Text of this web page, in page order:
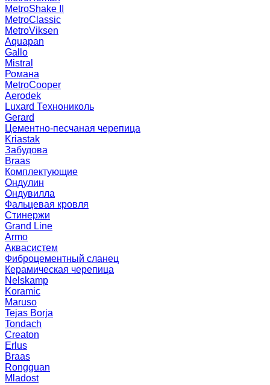
MetroShake II
MetroClassic
MetroViksen
Aquapan
Gallo
Mistral
Романа
MetroCooper
Aerodek
Luxard Технониколь
Gerard
Цементно-песчаная черепица
Kriastak
Забудова
Braas
Комплектующие
Ондулин
Ондувилла
Фальцевая кровля
Стинержи
Grand Line
Armo
Аквасистем
Фиброцементный сланец
Керамическая черепица
Nelskamp
Koramic
Maruso
Tejas Borja
Tondach
Creaton
Erlus
Braas
Rongguan
Mladost